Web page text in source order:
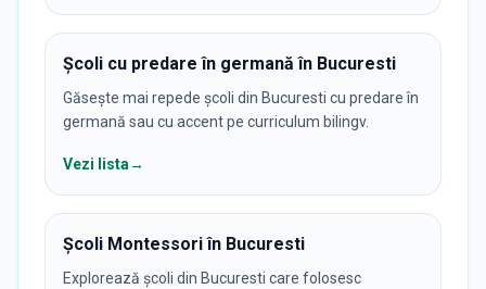
Școli cu predare în germană în Bucuresti
Găsește mai repede școli din Bucuresti cu predare în
germană sau cu accent pe curriculum bilingv.
Vezi lista→
Școli Montessori în Bucuresti
Explorează școli din Bucuresti care folosesc